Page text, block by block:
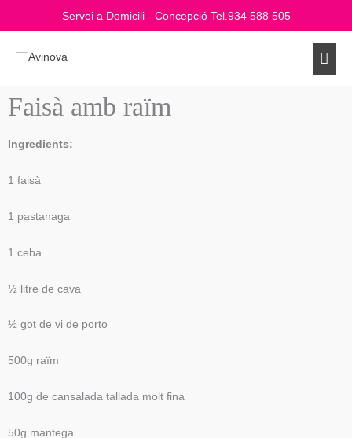
Servei a Domicili - Concepció Tel. 934 588 505
Faisà amb raïm
Ingredients:
1 faisà
1 pastanaga
1 ceba
½ litre de cava
½ got de vi de porto
500g raïm
100g de cansalada tallada molt fina
50g mantega